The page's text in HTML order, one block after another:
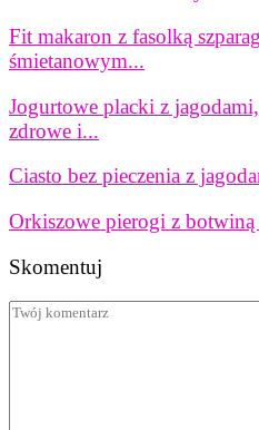
Fit makaron z fasolką
śmietanowym...
Jogurtowe placki z
zdrowe i...
Ciasto bez pieczenia z
Orkiszowe pierogi z botwiną
Skomentuj